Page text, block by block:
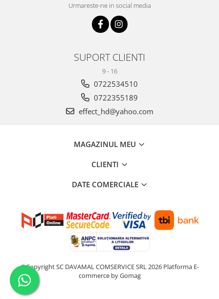
Urmareste-ne in social media
SUPORT CLIENTI
9 - 16
0722534510
0722355189
effect_hd@yahoo.com
MAGAZINUL MEU
CLIENTI
DATE COMERCIALE
©Copyright SC DAVAMAL COMSERVICE SRL 2026 Platforma E-
commerce by Gomag